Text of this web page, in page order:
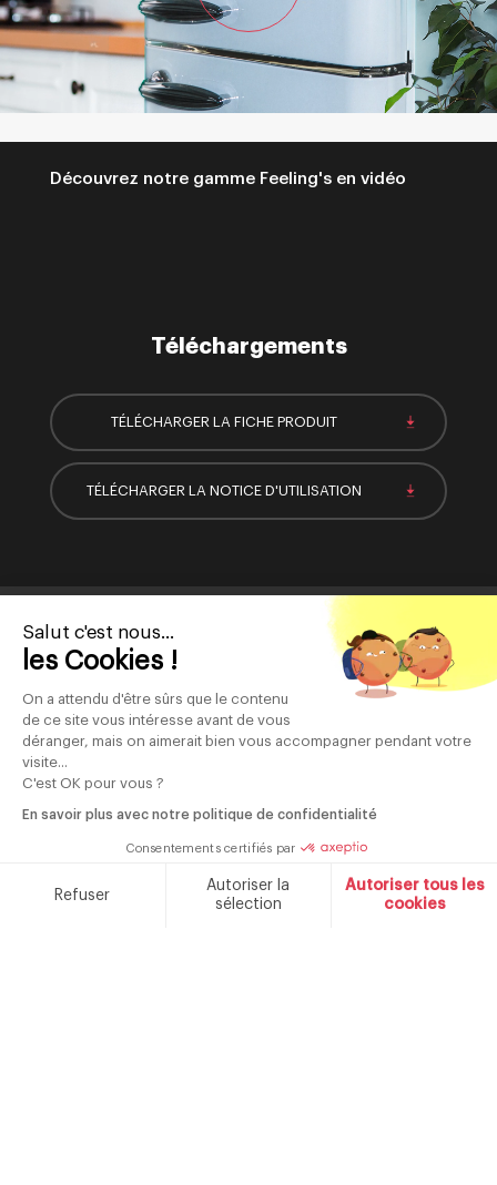
Découvrez notre gamme Feeling's en vidéo
Téléchargements
TÉLÉCHARGER LA FICHE PRODUIT
TÉLÉCHARGER LA NOTICE D'UTILISATION
Abonnez-vous
à notre newsletter
Votre adresse e-mail est collectée afin de vous envoyer notre newsletter et des
tout moment en cliquant sur le lien de désinscription dans chaque e-mail. Pour
plus d'informations sur la manière dont nous gérons vos données personnelles et
href="https://www.schneiderconsumer.com/fr/politique-de-
Salut c'est nous...
les Cookies !
On a attendu d'être sûrs que le contenu
de ce site vous intéresse avant de vous
déranger, mais on aimerait bien vous accompagner pendant votre
visite...
C'est OK pour vous ?
En savoir plus avec notre politique de confidentialité
Consentements certifiés par
Refuser
Autoriser la
sélection
Autoriser tous les
cookies